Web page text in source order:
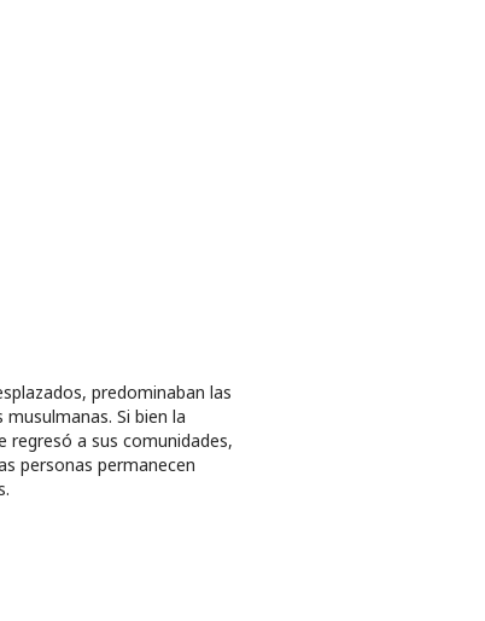
predominaban las
musulmanas. Si bien la
regresó a sus comunidades,
personas permanecen